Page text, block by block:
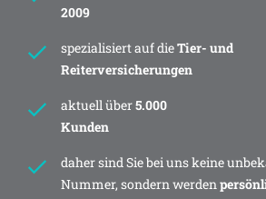
2009
spezialisiert auf dieTier- und
Reiterversicherungen
aktuell über5.000
Kunden
daher sind Sie bei uns keine
Nummer, sondern werden